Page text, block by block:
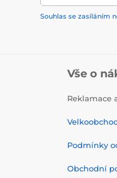
Souhlas se zasíláním
Vše o
Reklamace
Podmínky
Obchodní